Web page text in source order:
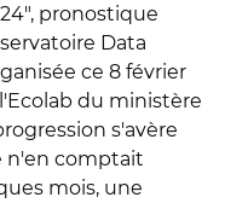
pronostique
Data
ce 8 février
du ministère
s'avère
n'en comptait
mois, une